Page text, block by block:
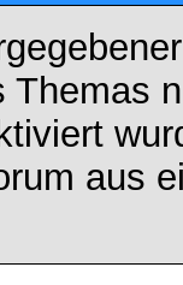
Themas
aus